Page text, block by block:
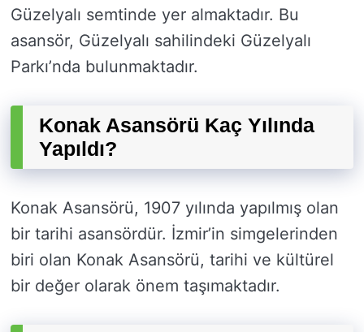
Güzelyalı semtinde yer almaktadır. Bu
asansör, Güzelyalı sahilindeki Güzelyalı
Parkı’nda bulunmaktadır.
Konak Asansörü Kaç Yılında
Yapıldı?
Konak Asansörü, 1907 yılında yapılmış olan
bir tarihi asansördür. İzmir’in simgelerinden
biri olan Konak Asansörü, tarihi ve kültürel
bir değer olarak önem taşımaktadır.